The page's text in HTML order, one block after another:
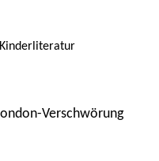
Kinderliteratur